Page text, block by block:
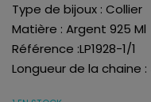
Type de bijoux : Collier
Matière : Argent 925 Ml
Référence :LP1928-1/1
Longueur de la chaine :